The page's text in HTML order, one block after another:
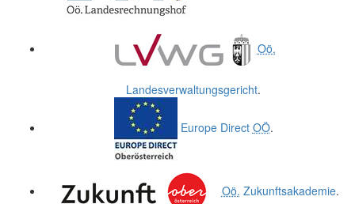
Oö.
Landesverwaltungsgericht.
Europe Direct OÖ.
Oö. Zukunftsakademie.